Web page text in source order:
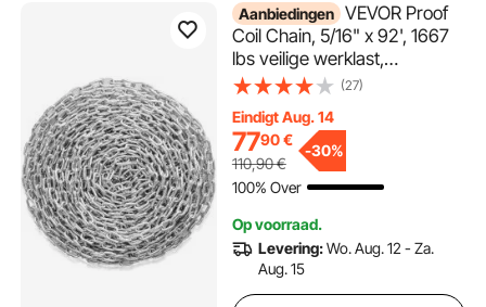
Aanbiedingen VEVOR Proof
Coil Chain, 5/16" x 92', 1667
lbs veilige werklast,
gegalvaniseerde Proof Coil
snelkoppelingen, verzinkte
koolstofstalen schakelketting
voor slepen, ophangen,
kamperen en het slepen van
huisdieren
(27)
Eindigt Aug. 14
7790€
110,90€
-30%
100% Over
Op voorraad.
Levering:Wo. Aug. 12 - Za.
Aug. 15